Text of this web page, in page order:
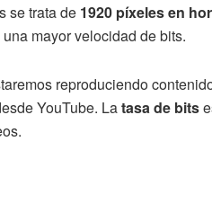
se trata de 1920 píxeles en
mayor velocidad de bits.
reproduciendo
YouTube. Latasa de bits